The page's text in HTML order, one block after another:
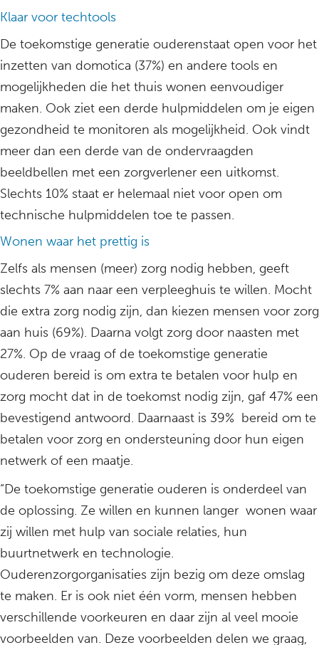
Klaar voor techtools
De toekomstige generatie ouderenstaat open voor het
inzetten van domotica (37%) en andere tools en
mogelijkheden die het thuis wonen eenvoudiger
maken. Ook ziet een derde hulpmiddelen om je eigen
gezondheid te monitoren als mogelijkheid. Ook vindt
meer dan een derde van de ondervraagden
beeldbellen met een zorgverlener een uitkomst.
Slechts 10% staat er helemaal niet voor open om
technische hulpmiddelen toe te passen.
Wonen waar het prettig is
Zelfs als mensen (meer) zorg nodig hebben, geeft
slechts 7% aan naar een verpleeghuis te willen. Mocht
die extra zorg nodig zijn, dan kiezen mensen voor zorg
aan huis (69%). Daarna volgt zorg door naasten met
27%. Op de vraag of de toekomstige generatie
ouderen bereid is om extra te betalen voor hulp en
zorg mocht dat in de toekomst nodig zijn, gaf 47% een
bevestigend antwoord. Daarnaast is 39% bereid om te
betalen voor zorg en ondersteuning door hun eigen
netwerk of een maatje.
“De toekomstige generatie ouderen is onderdeel van
de oplossing. Ze willen en kunnen langer wonen waar
zij willen met hulp van sociale relaties, hun
buurtnetwerk en technologie.
Ouderenzorgorganisaties zijn bezig om deze omslag
te maken. Er is ook niet één vorm, mensen hebben
verschillende voorkeuren en daar zijn al veel mooie
voorbeelden van. Deze voorbeelden delen we graag,